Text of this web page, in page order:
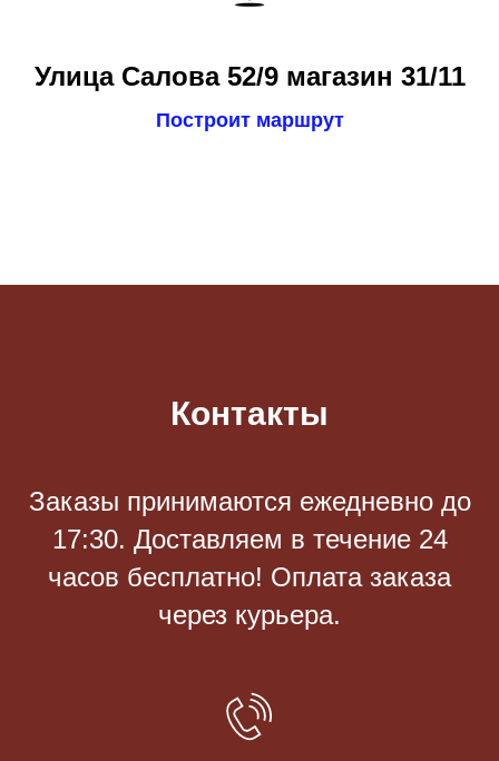
Улица Салова 52/9 магазин 31/11
Построит маршрут
Контакты
Заказы принимаются eжедневно до
17:30. Доставляем в течение 24
часов бесплатно! Оплата заказа
через курьера.